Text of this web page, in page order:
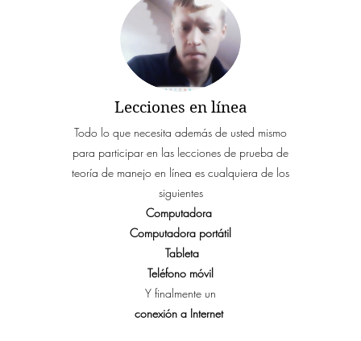
Lecciones en línea
Todo lo que necesita además de usted mismo
para participar en las lecciones de prueba de
teoría de manejo en línea es cualquiera de los
siguientes
Computadora
Computadora portátil
Tableta
Teléfono móvil
Y finalmente un
conexión a Internet